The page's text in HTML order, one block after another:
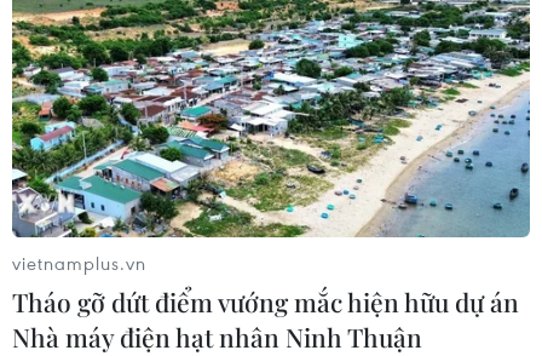
vietnamplus.vn
Tháo gỡ dứt điểm vướng mắc hiện hữu dự án
Nhà máy điện hạt nhân Ninh Thuận